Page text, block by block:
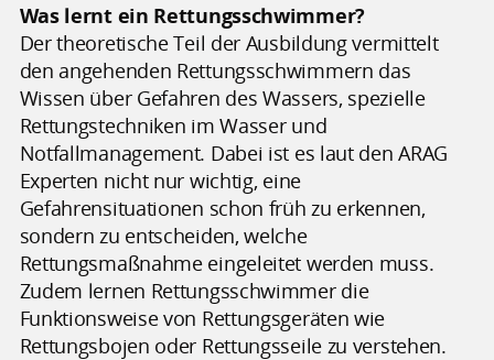
Was lernt ein Rettungsschwimmer?
Der theoretische Teil der Ausbildung vermittelt
den angehenden Rettungsschwimmern das
Wissen über Gefahren des Wassers, spezielle
Rettungstechniken im Wasser und
Notfallmanagement. Dabei ist es laut den ARAG
Experten nicht nur wichtig, eine
Gefahrensituationen schon früh zu erkennen,
sondern zu entscheiden, welche
Rettungsmaßnahme eingeleitet werden muss.
Zudem lernen Rettungsschwimmer die
Funktionsweise von Rettungsgeräten wie
Rettungsbojen oder Rettungsseile zu verstehen.